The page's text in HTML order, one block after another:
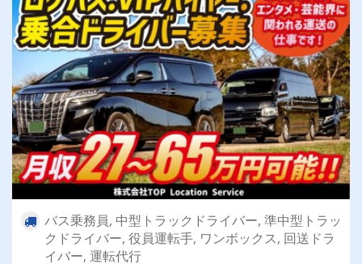
バス乗務員, 中型トラックドライバー, 準中型トラッ
クドライバー, 役員運転手, ワンボックス, 回送ドラ
イバー, 運転代行